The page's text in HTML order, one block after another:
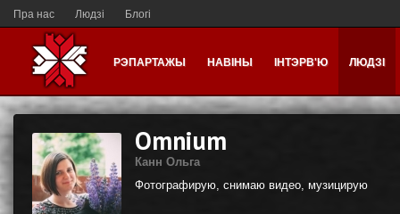
Пра нас Людзі Блогі
РЭПАРТАЖЫ НАВІНЫ ІНТЭРВ'Ю ЛЮДЗІ
Omnium
Канн Ольга
Фотографирую, снимаю видео, музицирую